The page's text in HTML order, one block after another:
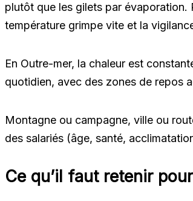
plutôt que les gilets par évaporation.
température grimpe vite et la
En Outre-mer, la chaleur est
quotidien, avec des zones de repos
Montagne ou campagne, ville ou
des salariés (âge, santé,
Ce qu’il faut retenir